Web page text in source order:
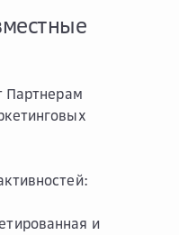
Партнерам
и